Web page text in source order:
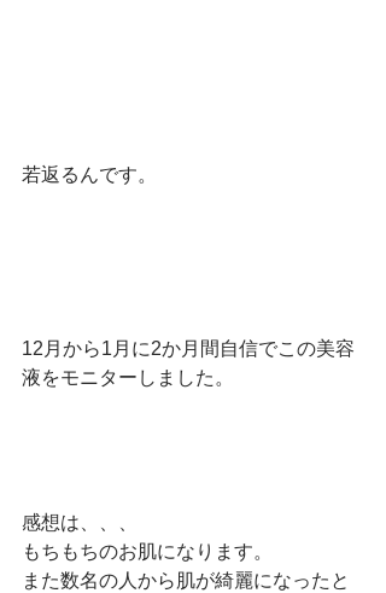
若返るんです。
12月から1月に2か月間自信でこの美容
液をモニターしました。
感想は、、、
もちもちのお肌になります。
また数名の人から肌が綺麗になったと